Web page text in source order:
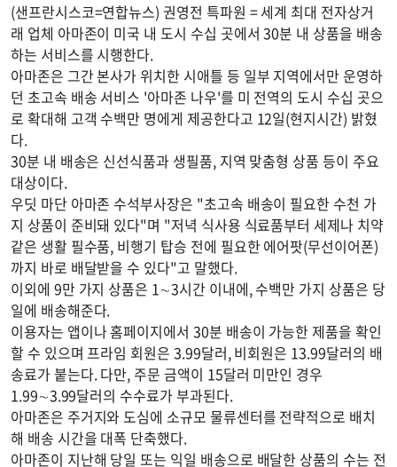
(샌프란시스코=연합뉴스) 권영전 특파원 = 세계 최대 전자상거
래 업체 아마존이 미국 내 도시 수십 곳에서 30분 내 상품을 배송
하는 서비스를 시행한다.
아마존은 그간 본사가 위치한 시애틀 등 일부 지역에서만 운영하
던 초고속 배송 서비스 '아마존 나우'를 미 전역의 도시 수십 곳으
로 확대해 고객 수백만 명에게 제공한다고 12일(현지시간) 밝혔
다.
30분 내 배송은 신선식품과 생필품, 지역 맞춤형 상품 등이 주요
대상이다.
우딧 마단 아마존 수석부사장은 "초고속 배송이 필요한 수천 가
지 상품이 준비돼 있다"며 "저녁 식사용 식료품부터 세제나 치약
같은 생활 필수품, 비행기 탑승 전에 필요한 에어팟(무선이어폰)
까지 바로 배달받을 수 있다"고 말했다.
이외에 9만 가지 상품은 1∼3시간 이내에, 수백만 가지 상품은 당
일에 배송해준다.
이용자는 앱이나 홈페이지에서 30분 배송이 가능한 제품을 확인
할 수 있으며 프라임 회원은 3.99달러, 비회원은 13.99달러의 배
송료가 붙는다. 다만, 주문 금액이 15달러 미만인 경우
1.99∼3.99달러의 수수료가 부과된다.
아마존은 주거지와 도심에 소규모 물류센터를 전략적으로 배치
해 배송 시간을 대폭 단축했다.
아마존이 지난해 당일 또는 익일 배송으로 배달한 상품의 수는 전